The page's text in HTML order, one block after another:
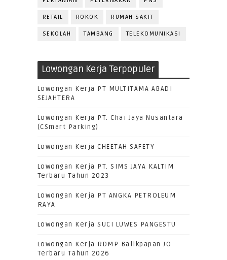
RETAIL ROKOK RUMAH SAKIT
SEKOLAH TAMBANG TELEKOMUNIKASI
Lowongan Kerja Terpopuler
Lowongan Kerja PT MULTITAMA ABADI
SEJAHTERA
Lowongan Kerja PT. Chai Jaya Nusantara
(CSmart Parking)
Lowongan Kerja CHEETAH SAFETY
Lowongan Kerja PT. SIMS JAYA KALTIM
Terbaru Tahun 2023
Lowongan Kerja PT ANGKA PETROLEUM
RAYA
Lowongan Kerja SUCI LUWES PANGESTU
Lowongan Kerja RDMP Balikpapan JO
Terbaru Tahun 2026